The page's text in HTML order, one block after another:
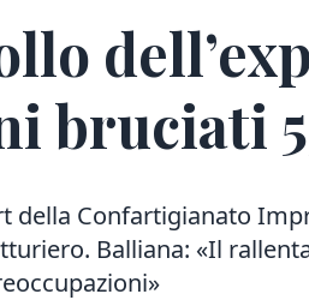
bruciati
della Confartigianato
Balliana: «Il